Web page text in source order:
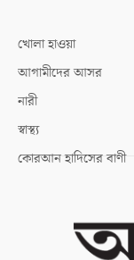
খোলা হাওয়া
আগামীদের আসর
নারী
স্বাস্থ্য
কোরআন হাদিসের বাণী